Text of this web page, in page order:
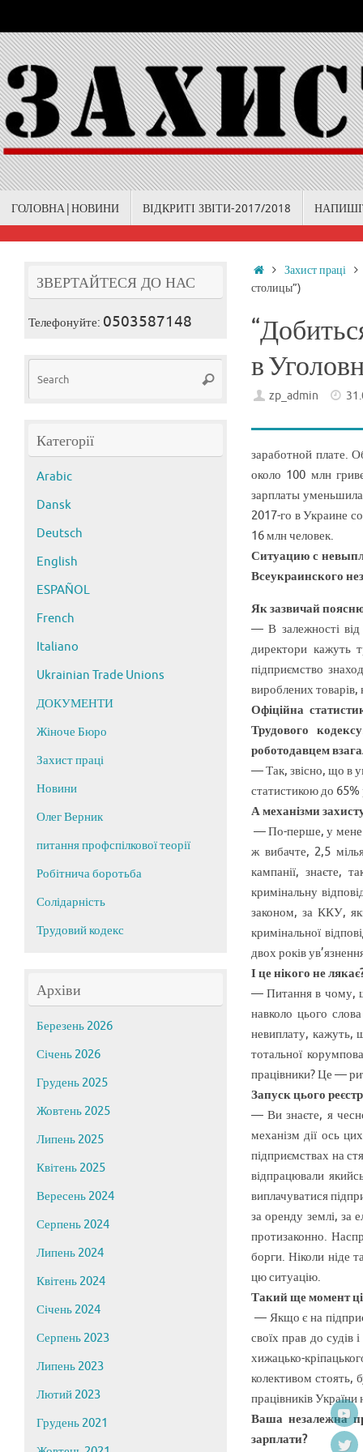
to
content
ГОЛОВНА|НОВИНИ ВІДКРИТІ ЗВІТИ-2017/2018
HomeЗахист праці
столицы”)
в
zp_admin
заработной плате.
около 100 млн
зарплаты
2017-го в Украине
16 млн человек.
Ситуацию с
Всеукраинского
Як зазвичай
— В залежності від
директори кажуть
підприємство
вироблених
Офіційна
Трудового
роботодавцем
— Так, звісно, що в
статистикою до 65%
А механізми
— По-перше, у мене
ж вибачте, 2,5
кампанії, знаєте,
кримінальну
законом, за ККУ,
кримінальної
двох років
І це нікого не
— Питання в чому,
навколо цього
невиплату, кажуть,
тотальної
працівники? Це —
Запуск цього
— Ви знаєте, я
механізм дії ось
підприємствах на
відпрацювали
виплачуватися
за оренду землі, за
протизаконно.
борги. Ніколи ніде
цю ситуацію.
Такий ще момент
— Якщо є на
своїх прав до судів
хижацько-
колективом стоять,
працівників України
Ваша незалежна
зарплати?
ЗВЕРТАЙТЕСЯ ДО НАС
Телефонуйте: 0503587148
Search
Search
Категорії
Arabic
Dansk
Deutsch
English
ESPAÑOL
French
Italiano
Ukrainian Trade Unions
ДОКУМЕНТИ
Жіноче Бюро
Захист праці
Новини
Олег Верник
питання профспілкової теорії
Робітнича боротьба
Солідарність
Трудовий кодекс
Архіви
Березень 2026
Січень 2026
Грудень 2025
Жовтень 2025
Липень 2025
Квітень 2025
Вересень 2024
Серпень 2024
Липень 2024
Квітень 2024
Січень 2024
Серпень 2023
Липень 2023
Лютий 2023
Грудень 2021